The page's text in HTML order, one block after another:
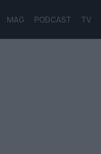
MAG PODCAST TV